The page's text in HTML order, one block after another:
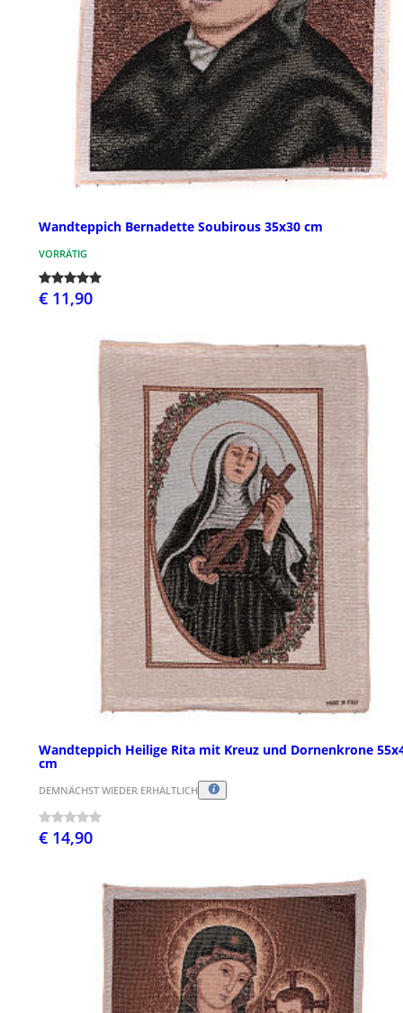
Wandteppich Bernadette Soubirous 35x30 cm
VORRÄTIG
€ 11,90
Wandteppich Heilige Rita mit Kreuz und Dornenkrone
cm
DEMNÄCHST WIEDER ERHÄLTLICH
€ 14,90